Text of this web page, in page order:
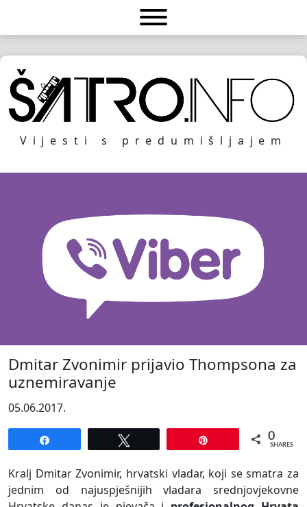
Vijesti s predumišljajem
Dmitar Zvonimir prijavio Thompsona za
uznemiravanje
05.06.2017.
0
SHARES
Kralj Dmitar Zvonimir, hrvatski vladar, koji se smatra za
jednim od najuspješnijih vladara srednjovjekovne